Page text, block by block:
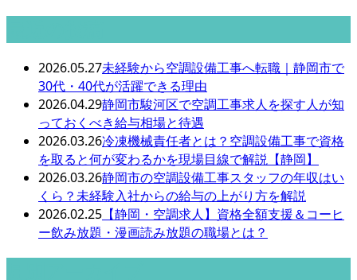
2026.05.27未経験から空調設備工事へ転職｜静岡市で
30代・40代が活躍できる理由
2026.04.29静岡市駿河区で空調工事求人を探す人が知
っておくべき給与相場と待遇
2026.03.26冷凍機械責任者とは？空調設備工事で資格
を取ると何が変わるかを現場目線で解説【静岡】
2026.03.26静岡市の空調設備工事スタッフの年収はい
くら？未経験入社からの給与の上がり方を解説
2026.02.25 【静岡・空調求人】資格全額支援＆コーヒ
ー飲み放題・漫画読み放題の職場とは？